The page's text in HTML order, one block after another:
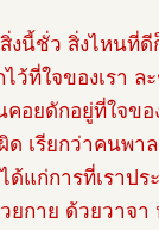
งนี้ชั่ว สิ่งไหนที่ดี
ว้ที่ใจของเรา
อยดักอยู่ที่ใจขอ
ด เรียกว่าคนพา
ด้แก่การที่เราป
ยกาย ด้วยวาจา